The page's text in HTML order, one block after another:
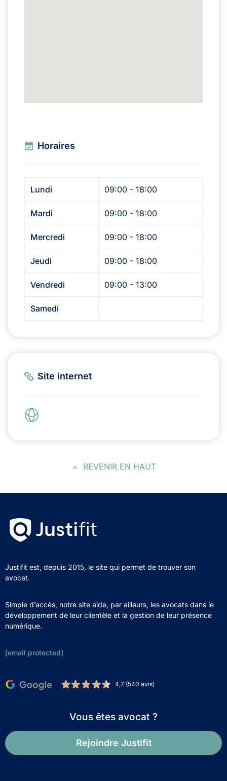
Horaires
Lundi 09:00 - 18:00
Mardi 09:00 - 18:00
Mercredi 09:00 - 18:00
Jeudi 09:00 - 18:00
Vendredi 09:00 - 13:00
Samedi
Site internet
REVENIR EN HAUT
Justifit est, depuis 2015, le site qui permet de trouver son
avocat.
Simple d’accès, notre site aide, par ailleurs, les avocats dans le
développement de leur clientèle et la gestion de leur présence
numérique.
[email protected]
4,7 (540 avis)
Vous êtes avocat ?
Rejoindre Justifit